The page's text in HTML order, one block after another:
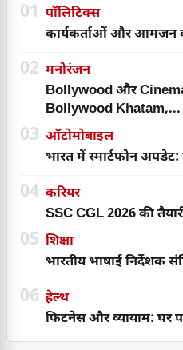
01 पॉलिटिक्स
कार्यकर्ताओं और आमजन
02 मनोरंजन
Bollywood और
Bollywood Khatam,...
03 ऑटोमोबाइल
भारत में स्मार्टफोन
04 करियर
SSC CGL 2026 की
05 शिक्षा
भारतीय भाषाई निर्देशक
06 हेल्थ
फिटनेस और व्यायाम: घर